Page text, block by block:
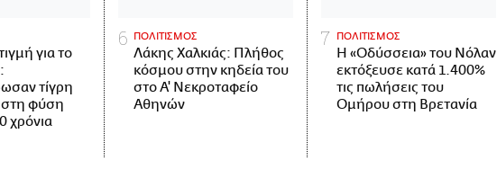
για το
τίγρη
φύση
χρόνια
ΠΟΛΙΤΙΣΜΟΣ
Λάκης Χαλκιάς: Πλήθος
κόσμου στην κηδεία του
στο Α' Νεκροταφείο
Αθηνών
ΠΟΛΙΤΙΣΜΟΣ
Η «Οδύσσεια» του Νόλαν
εκτόξευσε κατά 1.400%
τις πωλήσεις του
Ομήρου στη Βρετανία